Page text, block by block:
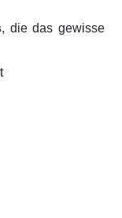
, die das gewisse